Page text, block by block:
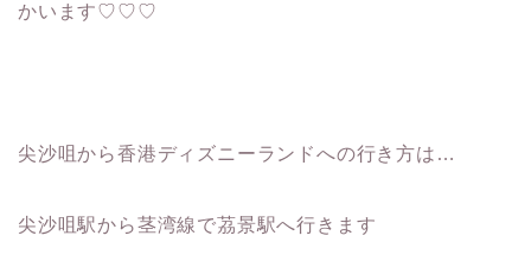
かいます♡♡♡
尖沙咀から香港ディズニーランドへの行き方は…
尖沙咀駅から茎湾線で茘景駅へ行きます